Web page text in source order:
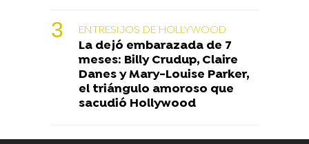
ENTRESIJOS DE HOLLYWOOD
La dejó embarazada de 7
meses: Billy Crudup, Claire
Danes y Mary-Louise Parker,
el triángulo amoroso que
sacudió Hollywood